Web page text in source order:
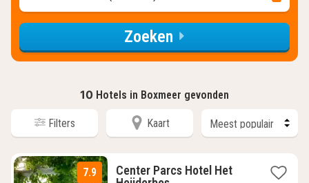
Zoeken
10 Hotels in Boxmeer gevonden
Filters Kaart
7.9
Center Parcs Hotel Het